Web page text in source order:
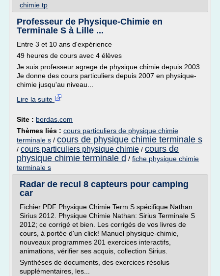
chimie tp
Professeur de Physique-Chimie en
Terminale S à Lille ...
Entre 3 et 10 ans d'expérience
49 heures de cours avec 4 élèves
Je suis professeur agrege de physique chimie depuis 2003.
Je donne des cours particuliers depuis 2007 en physique-
chimie jusqu'au niveau...
Lire la suite
Site : bordas.com
Thèmes liés : cours particuliers de physique chimie
terminale s / cours de physique chimie terminale s
/ cours particuliers physique chimie / cours de
physique chimie terminale d / fiche physique chimie
terminale s
Radar de recul 8 capteurs pour camping
car
Fichier PDF Physique Chimie Term S spécifique Nathan
Sirius 2012. Physique Chimie Nathan: Sirius Terminale S
2012; ce corrigé et bien. Les corrigés de vos livres de
cours, à portée d'un click! Manuel physique-chimie,
nouveaux programmes 201 exercices interactifs,
animations, vérifier ses acquis, collection Sirius.
Synthèses de documents, des exercices résolus
supplémentaires, les...